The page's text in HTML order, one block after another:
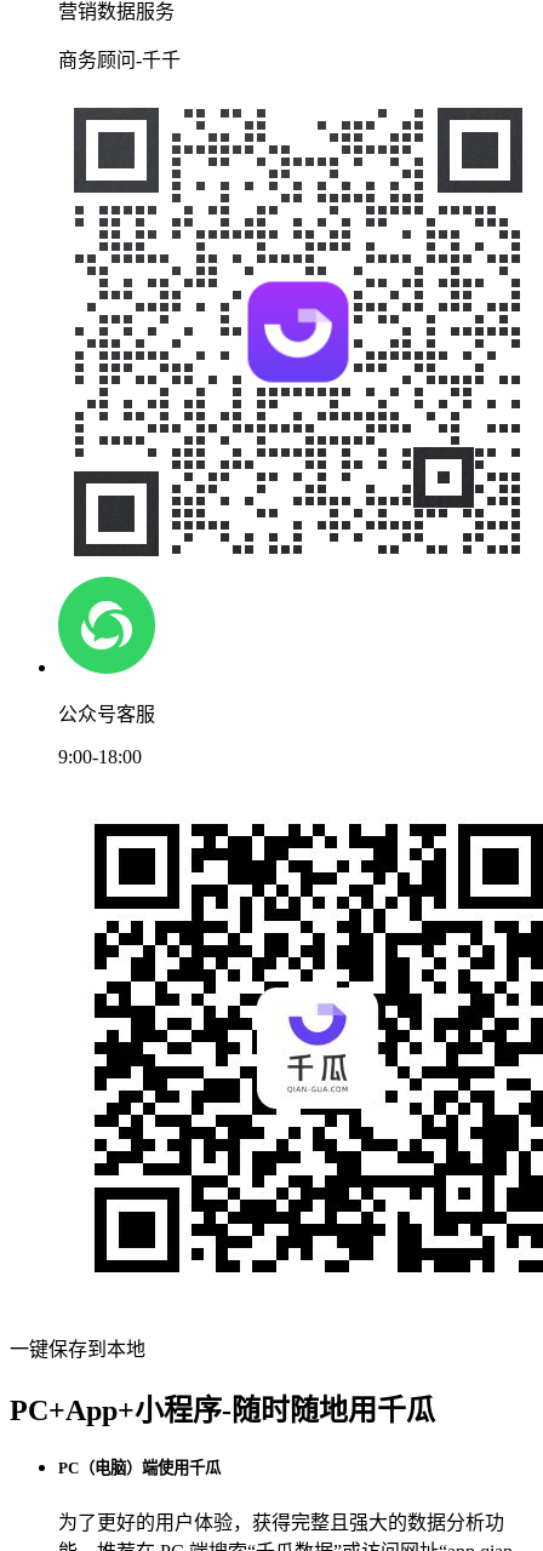
营销数据服务
商务顾问-千千
公众号客服
9:00-18:00
一键保存到本地
PC+App+小程序-随时随地用千瓜
PC（电脑）端使用千瓜
为了更好的用户体验，获得完整且强大的数据分析功